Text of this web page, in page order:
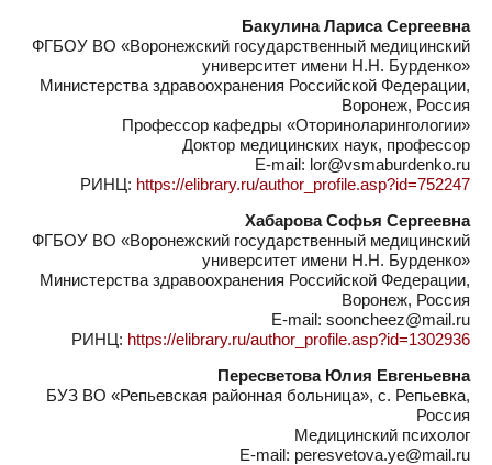
Бакулина Лариса Сергеевна
ФГБОУ ВО «Воронежский государственный медицинский
университет имени Н.Н. Бурденко»
Министерства здравоохранения Российской Федерации,
Воронеж, Россия
Профессор кафедры «Оториноларингологии»
Доктор медицинских наук, профессор
E-mail: lor@vsmaburdenko.ru
РИНЦ: https://elibrary.ru/author_profile.asp?id=752247
Хабарова Софья Сергеевна
ФГБОУ ВО «Воронежский государственный медицинский
университет имени Н.Н. Бурденко»
Министерства здравоохранения Российской Федерации,
Воронеж, Россия
E-mail: sooncheez@mail.ru
РИНЦ: https://elibrary.ru/author_profile.asp?id=1302936
Пересветова Юлия Евгеньевна
БУЗ ВО «Репьевская районная больница», с. Репьевка,
Россия
Медицинский психолог
E-mail: peresvetova.ye@mail.ru